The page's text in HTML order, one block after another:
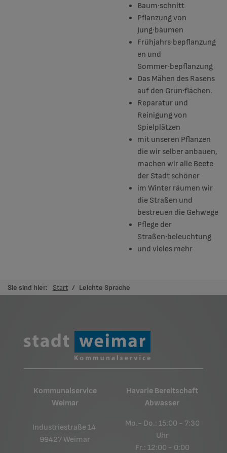
Baum∙schnitt
Pflanzung von
Jung∙bäumen
Frühjahrs∙bepflanzung
en und
Sommer∙bepflanzung
Das Mähen des Rasens
auf den Grün∙flächen.
Reparatur und
Reinigung von
Spielplätzen
mit unseren Pflanzen
die wir selber anbauen,
machen wir alle Beete
der Stadt schöner
im Winter räumen wir
die Straßen und
bestreuen die Gehwege
Pflege der
Straßen∙beleuchtung
und vieles mehr
Sie sind hier: Start Leichte Sprache
Kommunalservice
Weimar
Industriestraße 14
99427 Weimar
Havarie Bereitschaft
Abwasser
Mo.- Do.: 15:00 - 7:30
Uhr
Fr.: 12:00 - 0:00